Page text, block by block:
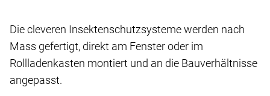
Die cleveren Insektenschutzsysteme werden nach
Mass gefertigt, direkt am Fenster oder im
Rollladenkasten montiert und an die Bauverhältnisse
angepasst.